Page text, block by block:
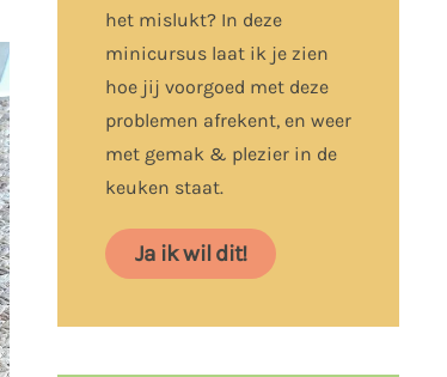
het mislukt? In deze
minicursus laat ik je zien
hoe jij voorgoed met deze
problemen afrekent, en weer
met gemak & plezier in de
keuken staat.
Ja ik wil dit!